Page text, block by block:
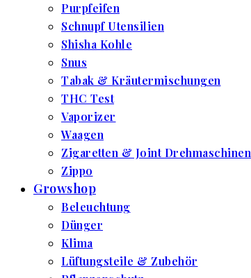
Purpfeifen
Schnupf Utensilien
Shisha Kohle
Snus
Tabak & Kräutermischungen
THC Test
Vaporizer
Waagen
Zigaretten & Joint Drehmaschinen
Zippo
Growshop
Beleuchtung
Dünger
Klima
Lüftungsteile & Zubehör